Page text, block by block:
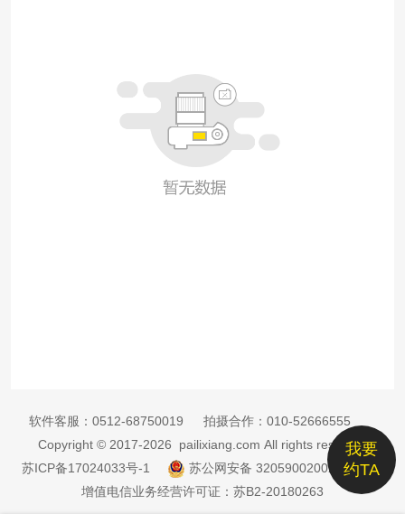
我要
约TA
软件客服： 0512-68750019 拍摄合作： 010-52666555
Copyright © 2017-2026 pailixiang.com All rights reserved
苏ICP备17024033号-1
苏公网安备 32059002002885号
增值电信业务经营许可证：苏B2-20180263